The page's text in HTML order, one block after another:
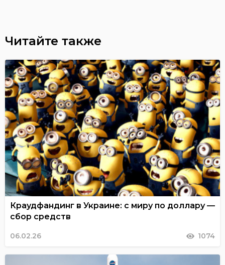
Читайте также
Краудфандинг в Украине: с миру по доллару —
сбор средств
06.02.26 1074